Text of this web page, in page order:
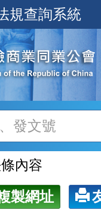
規查詢系統
內容
製網址